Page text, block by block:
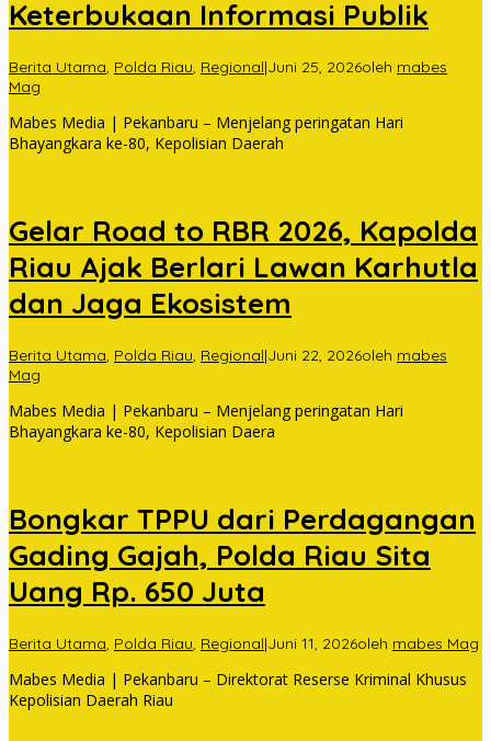
Keterbukaan Informasi Publik
Berita Utama, Polda Riau, Regional|Juni 25, 2026oleh mabes
Mag
Mabes Media | Pekanbaru – Menjelang peringatan Hari
Bhayangkara ke-80, Kepolisian Daerah
Gelar Road to RBR 2026, Kapolda
Riau Ajak Berlari Lawan Karhutla
dan Jaga Ekosistem
Berita Utama, Polda Riau, Regional|Juni 22, 2026oleh mabes
Mag
Mabes Media | Pekanbaru – Menjelang peringatan Hari
Bhayangkara ke-80, Kepolisian Daera
Bongkar TPPU dari Perdagangan
Gading Gajah, Polda Riau Sita
Uang Rp. 650 Juta
Berita Utama, Polda Riau, Regional|Juni 11, 2026oleh mabes Mag
Mabes Media | Pekanbaru – Direktorat Reserse Kriminal Khusus
Kepolisian Daerah Riau